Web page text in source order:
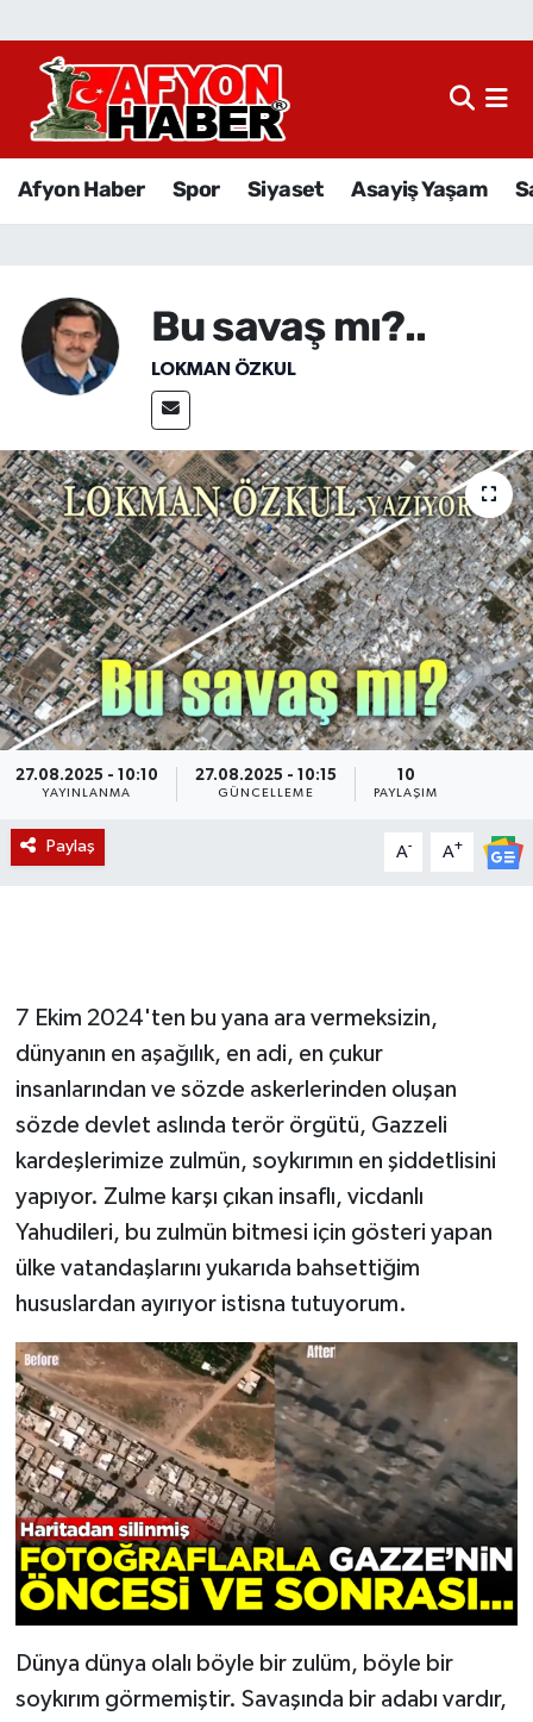
Afyon Haber Spor Siyaset Asayiş Yaşam
Bu savaş mı?..
LOKMAN ÖZKUL
27.08.2025 - 10:10
YAYINLANMA
27.08.2025 - 10:15
GÜNCELLEME
10
PAYLAŞIM
Paylaş A- A+
7 Ekim 2024'ten bu yana ara vermeksizin,
dünyanın en aşağılık, en adi, en çukur
insanlarından ve sözde askerlerinden oluşan
sözde devlet aslında terör örgütü, Gazzeli
kardeşlerimize zulmün, soykırımın en şiddetlisini
yapıyor. Zulme karşı çıkan insaflı, vicdanlı
Yahudileri, bu zulmün bitmesi için gösteri yapan
ülke vatandaşlarını yukarıda bahsettiğim
hususlardan ayırıyor istisna tutuyorum.
Dünya dünya olalı böyle bir zulüm, böyle bir
soykırım görmemiştir. Savaşında bir adabı vardır,
Afyon Haber
Sağlık
Eğitim
Sivil Toplum
Ekonomi
Magazin
Etkinlikler